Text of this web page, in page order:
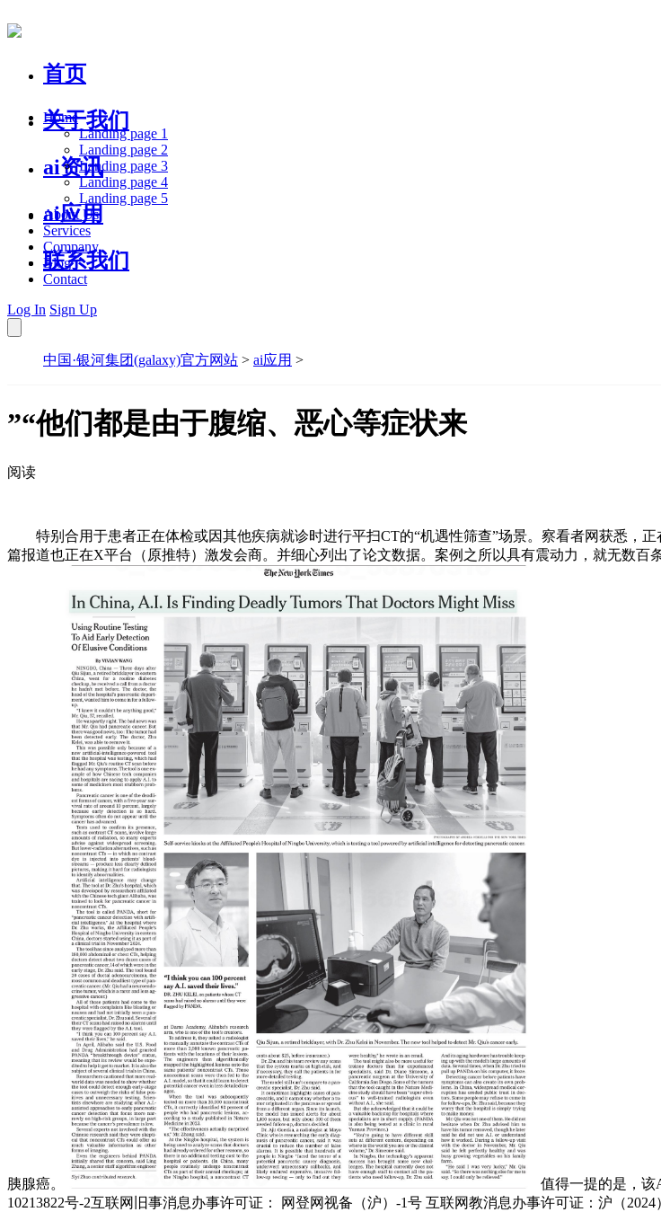
首页
关于我们
ai资讯
ai应用
联系我们
Home
Landing page 1
Landing page 2
Landing page 3
Landing page 4
Landing page 5
About Us
Services
Company
Blog
Contact
Log In Sign Up
中国·银河集团(galaxy)官方网站 > ai应用 >
”“他们都是由于腹缩、恶心等症状来
阅读
特别合用于患者正在体检或因其他疾病就诊时进行平扫CT的“机遇性筛查”场景。察看者网获悉，正
篇报道也正在X平台（原推特）激发会商。并细心列出了论文数据。案例之所以具有震动力，就无数
胰腺癌。
值得一提的是，该
10213822号-2互联网旧事消息办事许可证： 网登网视备（沪）-1号 互联网教消息办事许可证：沪（